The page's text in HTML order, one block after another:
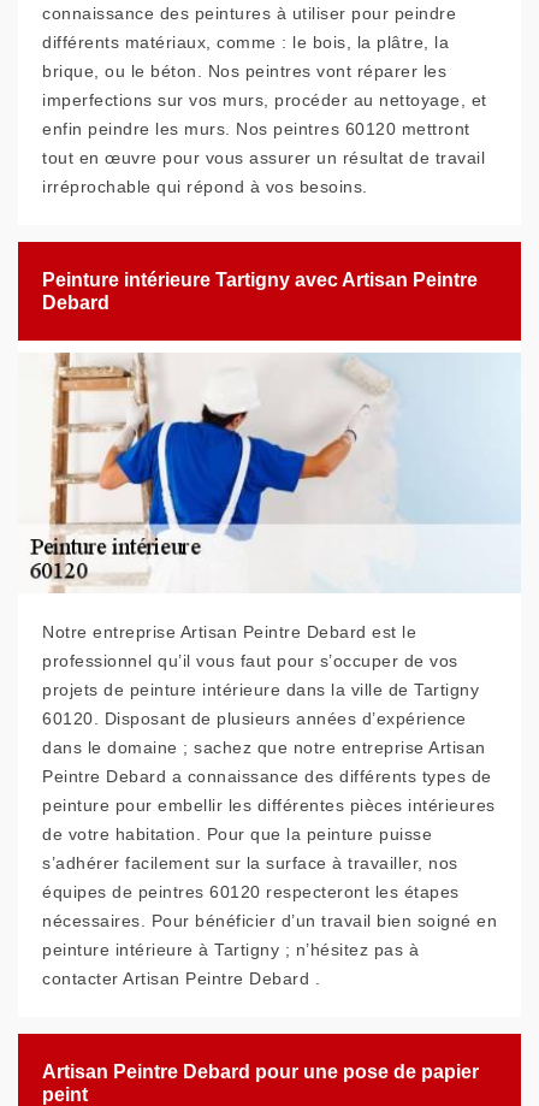
connaissance des peintures à utiliser pour peindre
différents matériaux, comme : le bois, la plâtre, la
brique, ou le béton. Nos peintres vont réparer les
imperfections sur vos murs, procéder au nettoyage, et
enfin peindre les murs. Nos peintres 60120 mettront
tout en œuvre pour vous assurer un résultat de travail
irréprochable qui répond à vos besoins.
Peinture intérieure Tartigny avec Artisan Peintre
Debard
Notre entreprise Artisan Peintre Debard est le
professionnel qu’il vous faut pour s’occuper de vos
projets de peinture intérieure dans la ville de Tartigny
60120. Disposant de plusieurs années d’expérience
dans le domaine ; sachez que notre entreprise Artisan
Peintre Debard a connaissance des différents types de
peinture pour embellir les différentes pièces intérieures
de votre habitation. Pour que la peinture puisse
s’adhérer facilement sur la surface à travailler, nos
équipes de peintres 60120 respecteront les étapes
nécessaires. Pour bénéficier d’un travail bien soigné en
peinture intérieure à Tartigny ; n’hésitez pas à
contacter Artisan Peintre Debard .
Artisan Peintre Debard pour une pose de papier
peint